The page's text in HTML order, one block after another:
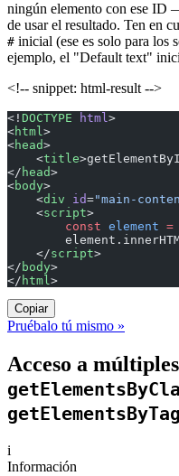
ningún elemento con ese ID
de usar el resultado. Ten en
# inicial (ese es solo para los
ejemplo, el "Default text"
<!-- snippet: html-result -->
<! DOCTYPE html >
<html >
<head>
    <
title
</ head>
<body>
    <
div id="main-
    <
script>
        const
element =
    </
script>
</ body>
</ html >
Copiar
Pruébalo tú mismo »
Acceso a
i
Información